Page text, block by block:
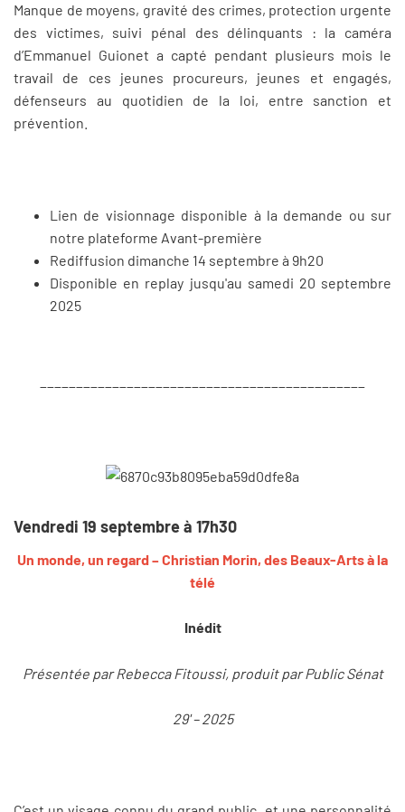
Manque de moyens, gravité des crimes, protection urgente
des victimes, suivi pénal des délinquants : la caméra
d’Emmanuel Guionet a capté pendant plusieurs mois le
travail de ces jeunes procureurs, jeunes et engagés,
défenseurs au quotidien de la loi, entre sanction et
prévention.
Lien de visionnage disponible à la demande ou sur
notre plateforme Avant-première
Rediffusion dimanche 14 septembre à 9h20
Disponible en replay jusqu'au samedi 20 septembre
2025
Vendredi 19 septembre à 17h30
Un monde, un regard – Christian Morin, des Beaux-Arts à la
télé
Inédit
Présentée par Rebecca Fitoussi, produit par Public Sénat
29' – 2025